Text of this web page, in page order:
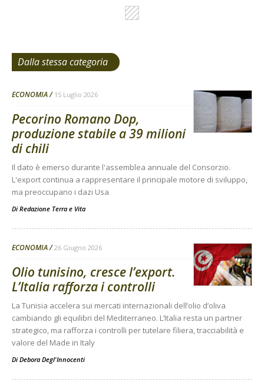
Dalla stessa categoria
ECONOMIA 15 Luglio 2026
Pecorino Romano Dop,
produzione stabile a 39 milioni
di chili
Il dato è emerso durante l'assemblea annuale del Consorzio.
L'export continua a rappresentare il principale motore di sviluppo,
ma preoccupano i dazi Usa
Di Redazione Terra e Vita
ECONOMIA 26 Giugno 2026
Olio tunisino, cresce l’export.
L’Italia rafforza i controlli
La Tunisia accelera sui mercati internazionali dell’olio d’oliva
cambiando gli equilibri del Mediterraneo. L’Italia resta un partner
strategico, ma rafforza i controlli per tutelare filiera, tracciabilità e
valore del Made in Italy
Di Debora Degl'Innocenti